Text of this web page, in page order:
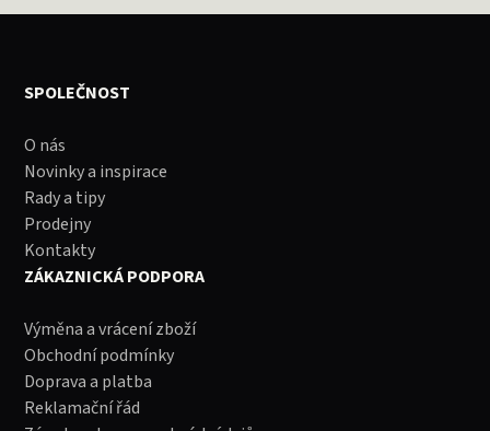
SPOLEČNOST
O nás
Novinky a inspirace
Rady a tipy
Prodejny
Kontakty
ZÁKAZNICKÁ PODPORA
Výměna a vrácení zboží
Obchodní podmínky
Doprava a platba
Reklamační řád